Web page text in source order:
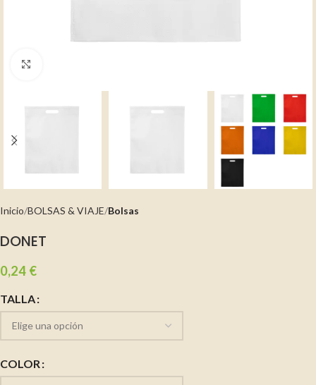
Inicio BOLSAS & VIAJE Bolsas
DONET
0,24 €
TALLA
COLOR